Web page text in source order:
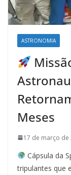
ASTRONOMIA
Meses
17 de março de
Cápsula da
tripulantes que